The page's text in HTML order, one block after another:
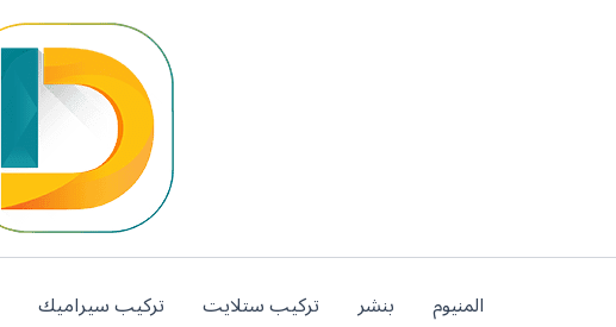
المنيوم بنشر تركيب ستلايت تركيب سيراميك